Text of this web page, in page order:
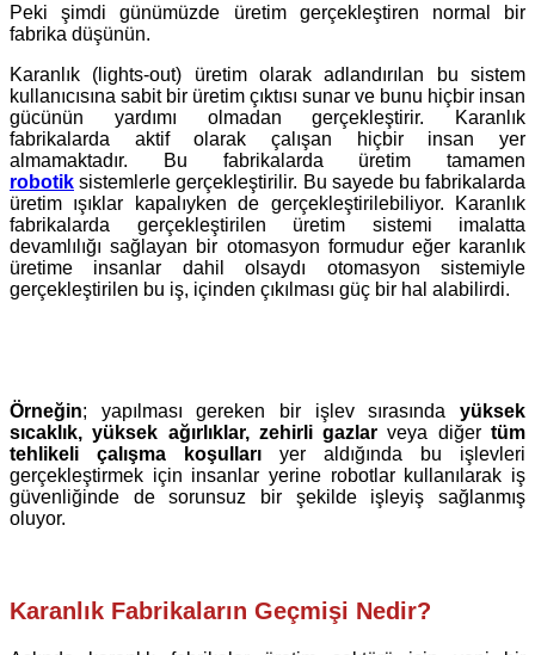
Peki şimdi günümüzde üretim gerçekleştiren normal bir
fabrika düşünün.
Karanlık (lights-out) üretim olarak adlandırılan bu sistem
kullanıcısına sabit bir üretim çıktısı sunar ve bunu hiçbir insan
gücünün yardımı olmadan gerçekleştirir. Karanlık
fabrikalarda aktif olarak çalışan hiçbir insan yer
almamaktadır. Bu fabrikalarda üretim tamamen
robotik sistemlerle gerçekleştirilir. Bu sayede bu fabrikalarda
üretim ışıklar kapalıyken de gerçekleştirilebiliyor. Karanlık
fabrikalarda gerçekleştirilen üretim sistemi imalatta
devamlılığı sağlayan bir otomasyon formudur eğer karanlık
üretime insanlar dahil olsaydı otomasyon sistemiyle
gerçekleştirilen bu iş, içinden çıkılması güç bir hal alabilirdi.
Örneğin; yapılması gereken bir işlev sırasında yüksek
sıcaklık, yüksek ağırlıklar, zehirli gazlar veya diğertüm
tehlikeli çalışma koşulları yer aldığında bu işlevleri
gerçekleştirmek için insanlar yerine robotlar kullanılarak iş
güvenliğinde de sorunsuz bir şekilde işleyiş sağlanmış
oluyor.
Karanlık Fabrikaların Geçmişi Nedir?